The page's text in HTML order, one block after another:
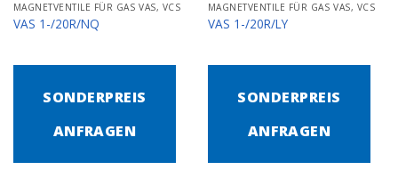
MAGNETVENTILE FÜR GAS VAS, VCS
VAS 1-/20R/NQ
SONDERPREIS
ANFRAGEN
MAGNETVENTILE FÜR GAS VAS, VCS
VAS 1-/20R/LY
SONDERPREIS
ANFRAGEN